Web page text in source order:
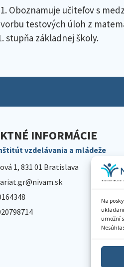
Na
umožní
Oboznamuje učiteľov s
testových úloh z
stupňa základnej školy.
INFORMÁCIE
vzdelávania a mládeže
1, 831 01 Bratislava